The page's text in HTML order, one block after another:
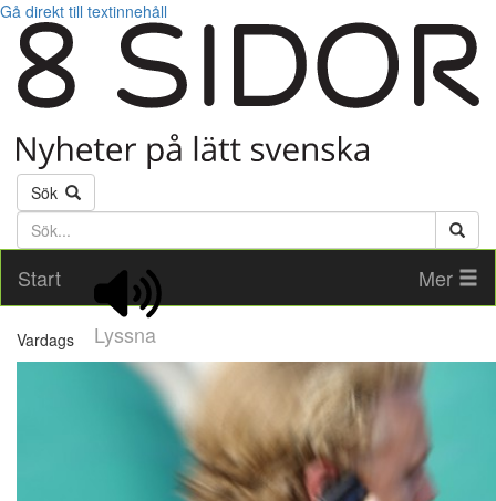
Gå direkt till textinnehåll
Sök
Söktext
Start
Lyssna
Mer
Vardags